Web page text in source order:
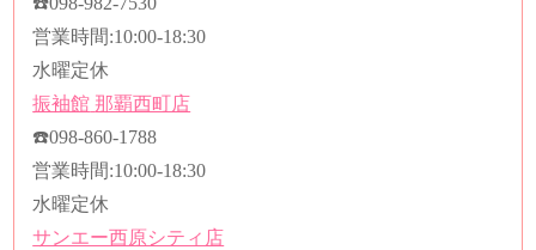
営業時間:10:00-18:30
水曜定休
振袖館 那覇西町店
☎️098-860-1788
営業時間:10:00-18:30
水曜定休
サンエー西原シティ店